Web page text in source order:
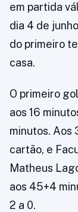
em partida
dia 4 de
do primeiro
casa.
O primeiro
aos 16
minutos. Aos
cartão, e
Matheus
aos 45+4
2 a 0.